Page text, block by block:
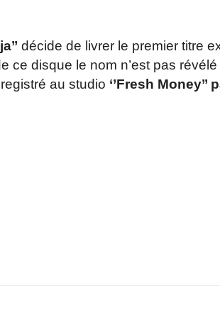
décide de livrer le premier titre
ce disque le nom n’est pas
au studio ‘’Fresh Money’’